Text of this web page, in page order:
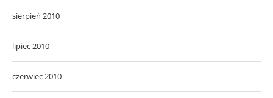
sierpień 2010
lipiec 2010
czerwiec 2010